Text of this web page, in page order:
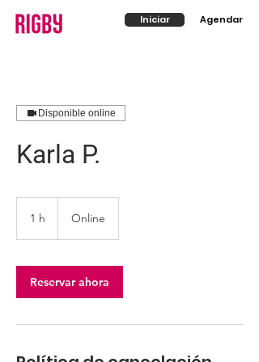
Agendar
Iniciar
Disponible online
Karla P.
1 h Online
Reservar ahora